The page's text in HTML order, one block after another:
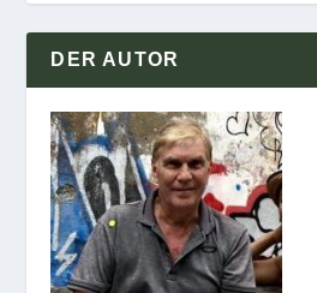
DER AUTOR